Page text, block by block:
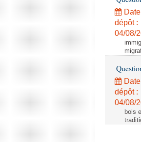
dépôt :
04/08/
dépôt :
04/08/
bois